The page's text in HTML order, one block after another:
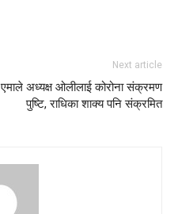
Next article
एमाले अध्यक्ष ओलीलाई कोरोना संक्रमण
पुष्टि, राधिका शाक्य पनि संक्रमित